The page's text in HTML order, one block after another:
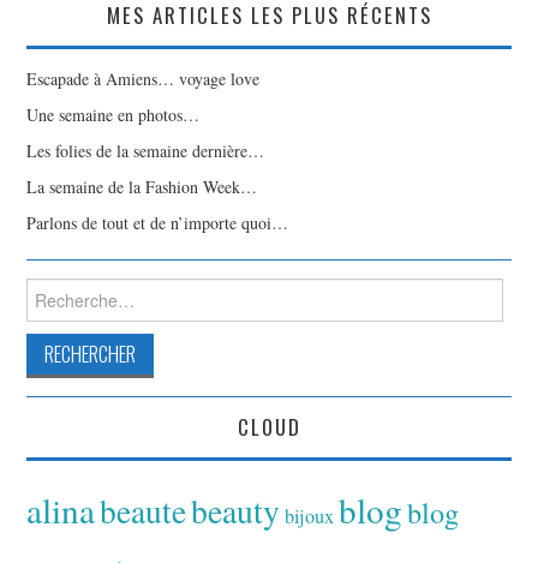
MES ARTICLES LES PLUS RÉCENTS
Escapade à Amiens… voyage love
Une semaine en photos…
Les folies de la semaine dernière…
La semaine de la Fashion Week…
Parlons de tout et de n’importe quoi…
Rechercher :
CLOUD
alinabeautebeauty bijoux blogblog